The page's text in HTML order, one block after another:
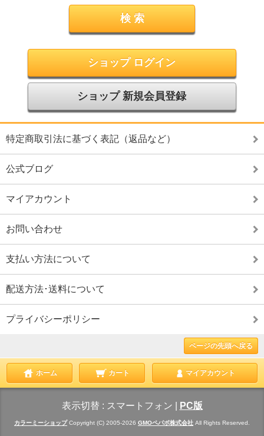
ショップ ログイン
ショップ 新規会員登録
特定商取引法に基づく表記（返品など）
公式ブログ
マイアカウント
お問い合わせ
支払い方法について
配送方法･送料について
プライバシーポリシー
ページの先頭へ戻る
ホーム カート マイアカウント
表示切替 : スマートフォン PC版
カラーミーショップCopyright (C) 2005-2026 GMOペパボ株式会社 All Rights Reserved.